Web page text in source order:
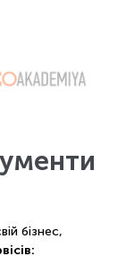
бізнес,